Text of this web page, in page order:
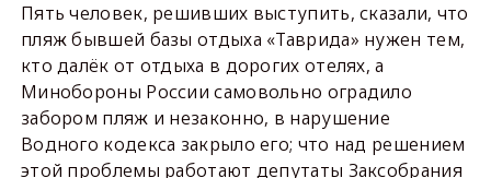
Пять человек, решивших выступить, сказали, что
пляж бывшей базы отдыха «Таврида» нужен тем,
кто далёк от отдыха в дорогих отелях, а
Минобороны России самовольно оградило
забором пляж и незаконно, в нарушение
Водного кодекса закрыло его; что над решением
этой проблемы работают депутаты Заксобрания